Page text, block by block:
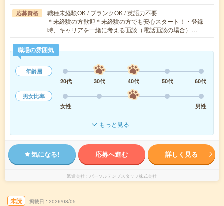
応募資格
職種未経験OK / ブランクOK / 英語力不要
＊未経験の方歓迎＊未経験の方でも安心スタート！・登録
時、キャリアを一緒に考える面談（電話面談の場合）…
職場の雰囲気
年齢層
20代
30代 40代 50代
60代
男女比率
女性
男性
もっと見る
気になる! 応募へ進む 詳しく見る
派遣会社 パーソルテンプスタッフ株式会社
未読 掲載日 2026/08/05